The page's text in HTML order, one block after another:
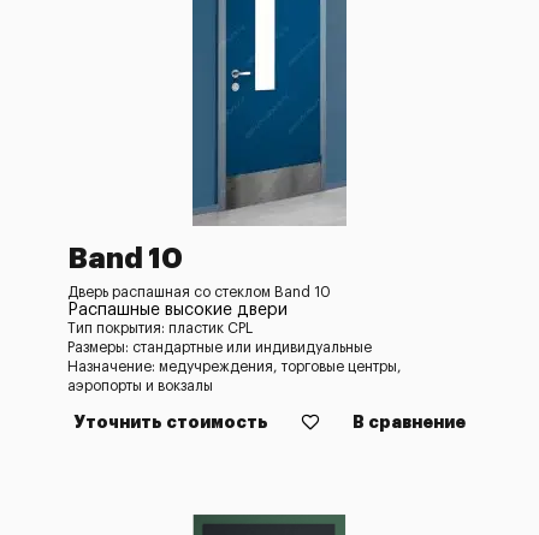
Band 10
Дверь распашная со стеклом Band 10
Распашные высокие двери
Тип покрытия: пластик CPL
Размеры: стандартные или индивидуальные
Назначение: медучреждения, торговые центры,
аэропорты и вокзалы
Уточнить стоимость В сравнение